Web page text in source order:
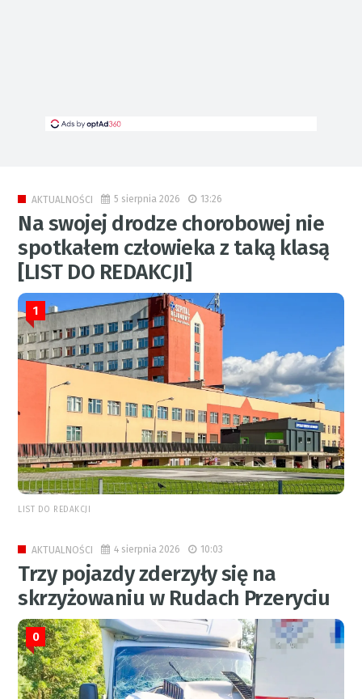
AKTUALNOŚCI 5 sierpnia 2026 13:26
Na swojej drodze chorobowej nie
spotkałem człowieka z taką klasą
[LIST DO REDAKCJI]
1
LIST DO REDAKCJI
AKTUALNOŚCI 4 sierpnia 2026 10:03
Trzy pojazdy zderzyły się na
skrzyżowaniu w Rudach Przeryciu
0